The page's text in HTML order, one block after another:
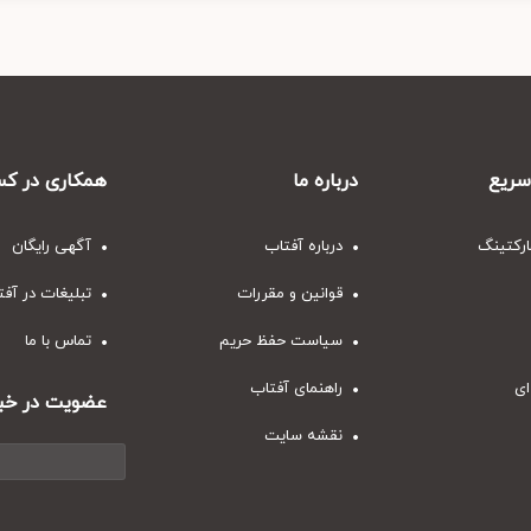
درباره ما
درباره آفتاب
قوانین و مقررات
سیاست حفظ حریم
راهنمای آفتاب
نقشه سایت
همکاری در
آگهی رایگان
تبلیغات در
تماس با ما
عضویت در